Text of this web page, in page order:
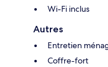
Wi-Fi inclus
Autres
Entretien
Coffre-fort